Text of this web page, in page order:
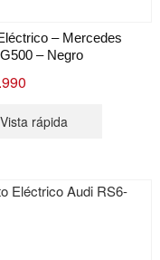
– Mercedes
– Negro
Vista rápida